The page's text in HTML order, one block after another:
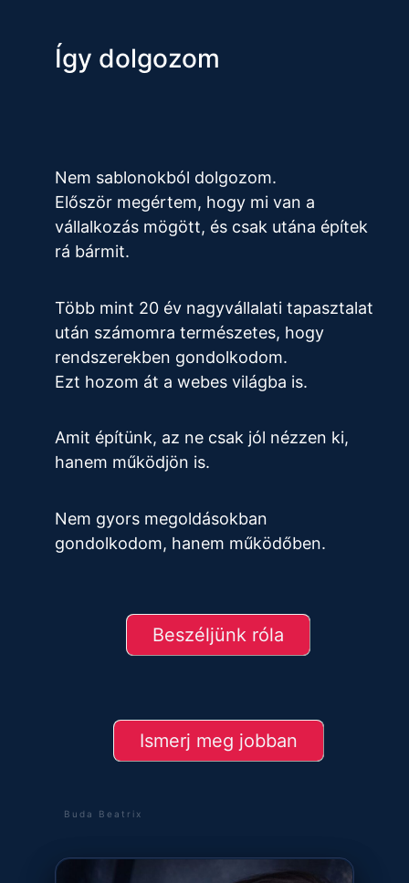
Így dolgozom
Nem sablonokból dolgozom.
Először megértem, hogy mi van a
vállalkozás mögött, és csak utána építek
rá bármit.
Több mint 20 év nagyvállalati tapasztalat
után számomra természetes, hogy
rendszerekben gondolkodom.
Ezt hozom át a webes világba is.
Amit építünk, az ne csak jól nézzen ki,
hanem működjön is.
Nem gyors megoldásokban
gondolkodom, hanem működőben.
Beszéljünk róla
Ismerj meg jobban
Buda Beatrix